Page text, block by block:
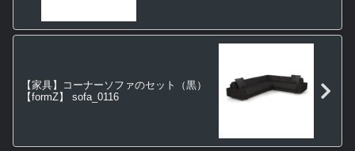
【家具】コーナーソファのセット（黒）
【formZ】 sofa_0116